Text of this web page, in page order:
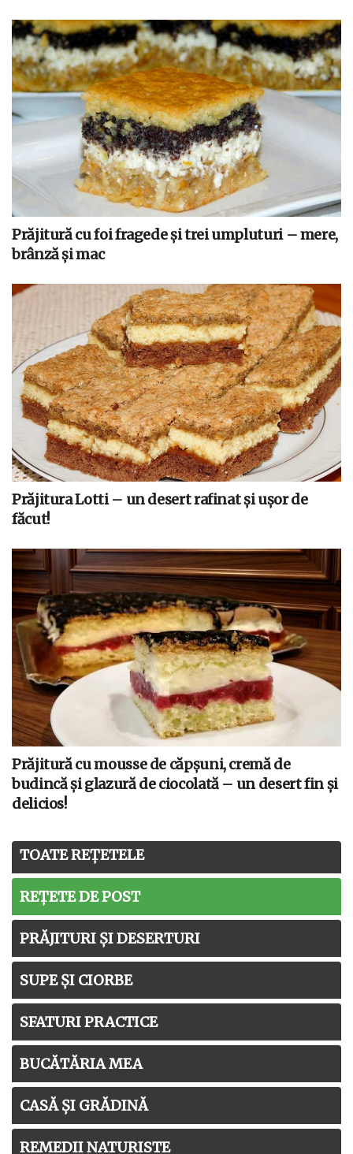
Prăjitură cu foi fragede și trei umpluturi – mere,
brânză și mac
Prăjitura Lotti – un desert rafinat și ușor de
făcut!
Prăjitură cu mousse de căpșuni, cremă de
budincă și glazură de ciocolată – un desert fin și
delicios!
TOATE REȚETELE
REȚETE DE POST
PRĂJITURI ȘI DESERTURI
SUPE ȘI CIORBE
SFATURI PRACTICE
BUCĂTĂRIA MEA
CASĂ ȘI GRĂDINĂ
REMEDII NATURISTE